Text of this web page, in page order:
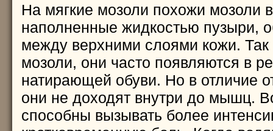
На мягкие мозоли похожи мозоли
наполненные жидкостью пузыри,
между верхними слоями кожи. Так
мозоли, они часто появляются в
натирающей обуви. Но в отличие
они не доходят внутри до мышц.
способны вызывать более